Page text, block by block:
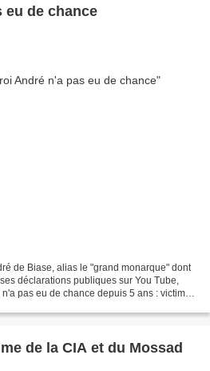
eu de chance
de Biase, alias le "grand monarque" dont
déclarations publiques sur You Tube,
pas eu de chance depuis 5 ans : victime
de la CIA et du Mossad